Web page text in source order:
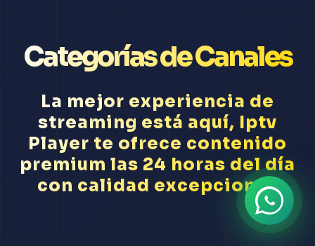
Categorías de Canales
La mejor experiencia de
streaming está aquí, Iptv
Player te ofrece contenido
premium las 24 horas del día
con calidad excepcional.